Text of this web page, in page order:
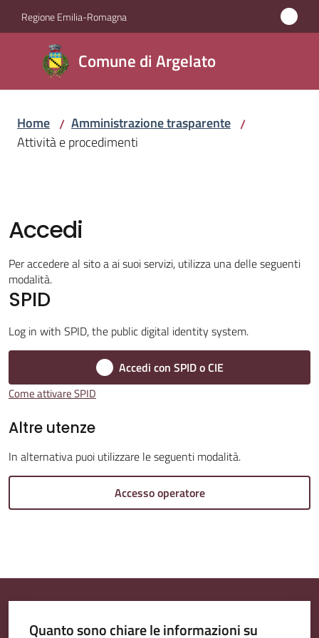
Vai al contenuto
Vai alla navigazione
Vai al footer
Regione Emilia-Romagna
Comune di Argelato
Comune
di
Argelato
Amministrazione
Servizi
Vivere
Argelato
Amministrazione
Menu selezionato
Tutti
Home / Amministrazione trasparente /
Attività e procedimenti
Accedi
Per accedere al sito a ai suoi servizi, utilizza una delle seguenti
modalità.
SPID
Log in with SPID, the public digital identity system.
Accedi con SPID o CIE
Come attivare SPID
Altre utenze
In alternativa puoi utilizzare le seguenti modalità.
Accesso operatore
Quanto sono chiare le informazioni su